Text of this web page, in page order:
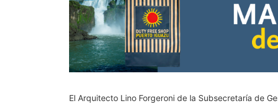
El Arquitecto Lino Forgeroni de la Subsecretaría de